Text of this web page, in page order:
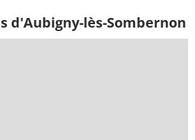
d'Aubigny-lès-Sombernon